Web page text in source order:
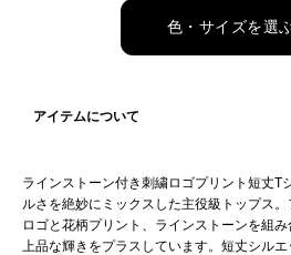
色・サイズを選
アイテムについて
ラインストーン付き刺繍ロゴプリント短丈T
ルさを絶妙にミックスした主役級トップス
ロゴと花柄プリント、ラインストーンを組
上品な輝きをプラスしています。短丈シル